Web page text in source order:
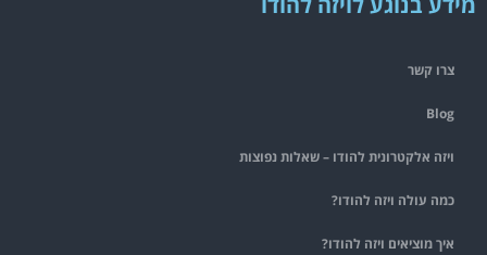
צרו קשר
Blog
ויזה אלקטרונית להודו – שאלות נפוצות
כמה עולה ויזה להודו?
איך מוציאים ויזה להודו?